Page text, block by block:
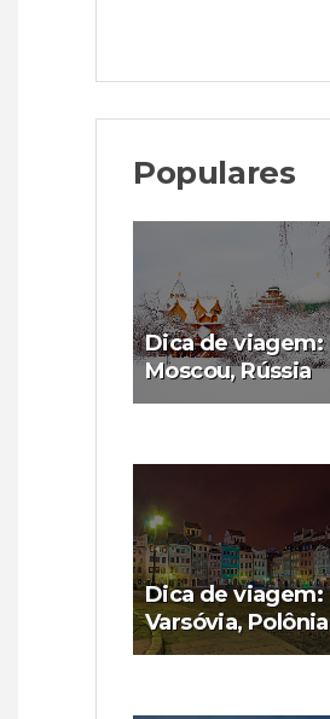
Populares
Dica de viagem:
Moscou, Rússia
Dica de viagem:
Varsóvia, Polônia